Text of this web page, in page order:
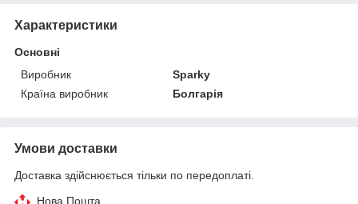
Характеристики
Основні
Виробник
Sparky
Країна виробник
Болгарія
Умови доставки
Доставка здійснюється тільки по передоплаті.
Нова Пошта